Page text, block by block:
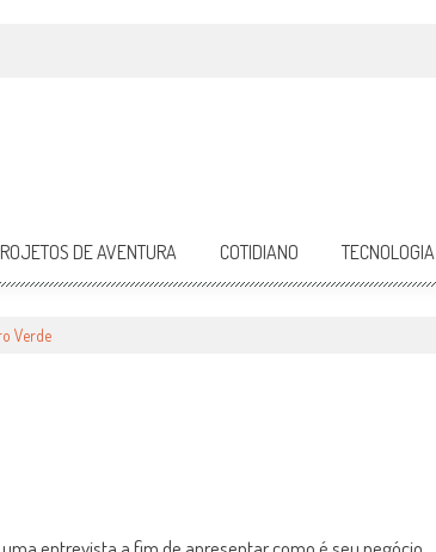
DE AVENTURA COTIDIANO TECNOLOGIA
Verde
VERDE